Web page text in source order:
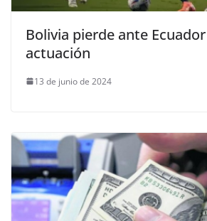
Bolivia pierde ante
actuación
13 de junio de 2024